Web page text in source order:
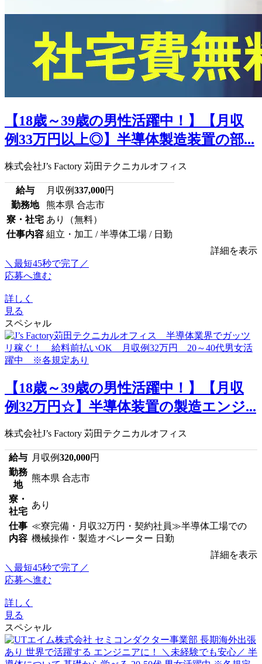
【18歳～39歳の男性活躍中！】【月収
例33万円以上◎】半導体製造装置の部...
株式会社J’s Factory 苅田テクニカルオフィス
給与 月収例337,000円
勤務地
熊本県 合志市
寮・社宅 あり（無料）
仕事内容 組立・加工 / 半導体工場 / 日勤
詳細を表示
＼最短45秒で完了／
応募へ進む
詳しく
見る
スペシャル
【18歳～39歳の男性活躍中！】【月収
例32万円☆】半導体装置の製造エンジ...
株式会社J’s Factory 苅田テクニカルオフィス
給与 月収例320,000円
勤務
地
熊本県 合志市
寮・
社宅
あり
仕事
内容
≪寮完備・月収32万円・契約社員≫半導体工場での
機械操作・製造オペレーター 日勤
詳細を表示
＼最短45秒で完了／
応募へ進む
詳しく
見る
スペシャル